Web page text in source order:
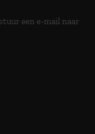
een e-mail naar